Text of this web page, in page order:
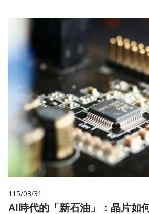
115/03/31
AI時代的「新石油」：晶片如